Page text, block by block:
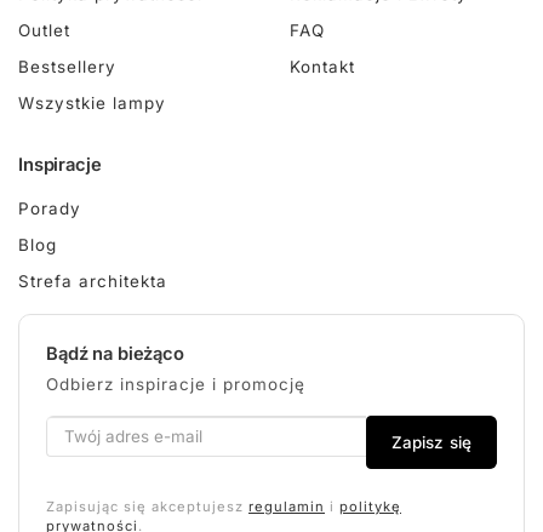
Outlet
Bestsellery
Wszystkie lampy
FAQ
Kontakt
Inspiracje
Porady
Blog
Strefa architekta
Bądź na bieżąco
Odbierz inspiracje i promocję
Zapisz się
Zapisując się akceptujesz regulamin i politykę
prywatności .